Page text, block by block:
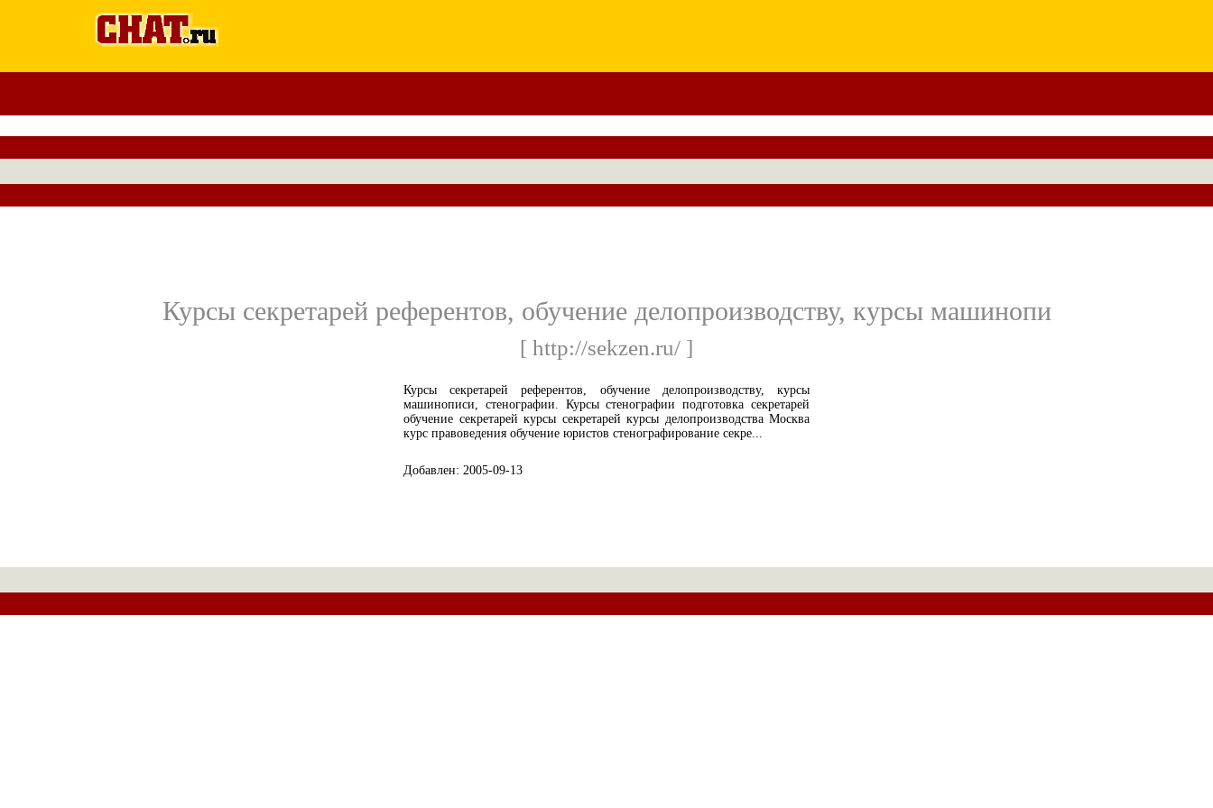
Курсы секретарей референтов, обучение делопроизводству, курсы машинопи
[ http://sekzen.ru/ ]
Курсы секретарей референтов, обучение делопроизводству, курсы
машинописи, стенографии. Курсы стенографии подготовка секретарей
обучение секретарей курсы секретарей курсы делопроизводства Москва
курс правоведения обучение юристов стенографирование секре...
Добавлен: 2005-09-13